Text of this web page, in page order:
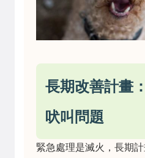
長期改善計畫
吠叫問題
緊急處理是滅火，長期